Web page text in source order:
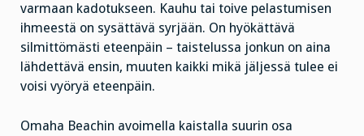
varmaan kadotukseen. Kauhu tai toive pelastumisen
ihmeestä on sysättävä syrjään. On hyökättävä
silmittömästi eteenpäin – taistelussa jonkun on aina
lähdettävä ensin, muuten kaikki mikä jäljessä tulee ei
voisi vyöryä eteenpäin.
Omaha Beachin avoimella kaistalla suurin osa